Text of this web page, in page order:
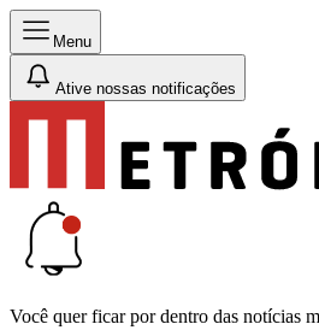
Menu
Ative nossas notificações
Você quer ficar por dentro das notícias